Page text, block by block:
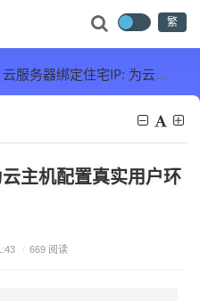
繁
云服务器绑定住宅IP: 为云主机配置真实用户环境地址
主机配置真实用户环
/ 669 阅读